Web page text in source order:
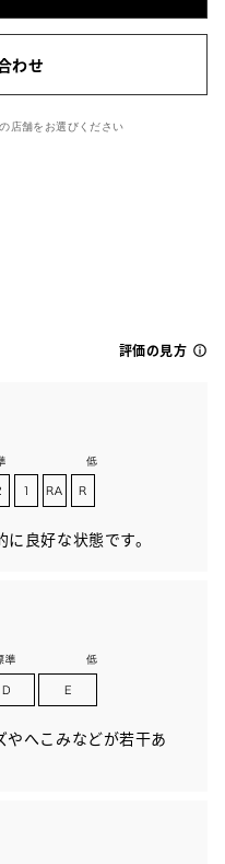
わせ
店舗をお選びください
評価の見方
良好な状態です。
やへこみなどが若干あ